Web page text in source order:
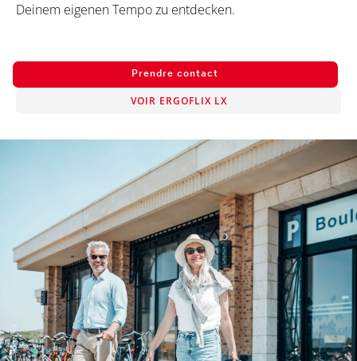
Deinem eigenen Tempo zu entdecken.
Prendre contact
VOIR ERGOFLIX LX